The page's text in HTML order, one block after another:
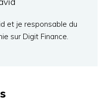
et je responsable du
sur Digit Finance.